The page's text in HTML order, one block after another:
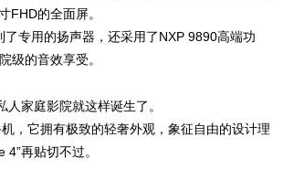
FHD的全面屏。
专用的扬声器，还采用了NXP 9890高端功
级的音效享受。
家庭影院就这样诞生了。
，它拥有极致的轻奢外观，象征自由的设计理
再贴切不过。